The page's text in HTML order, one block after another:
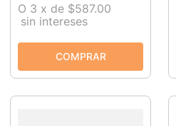
O 3 x de $587.00
sin intereses